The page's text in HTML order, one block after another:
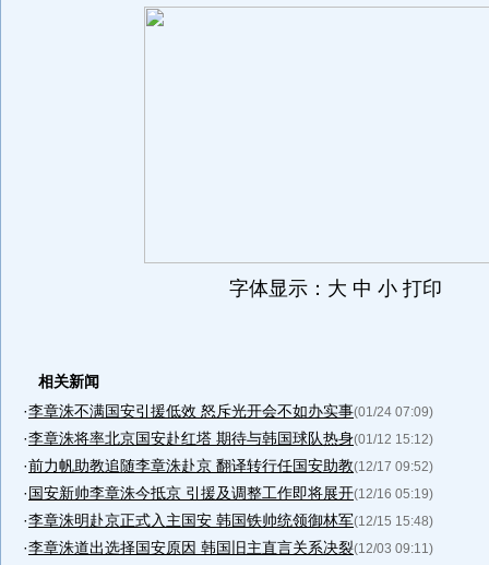
字体显示：大 中 小 打印
相关新闻
·李章洙不满国安引援低效 怒斥光开会不如办实事(01/24 07:09)
·李章洙将率北京国安赴红塔 期待与韩国球队热身(01/12 15:12)
·前力帆助教追随李章洙赴京 翻译转行任国安助教(12/17 09:52)
·国安新帅李章洙今抵京 引援及调整工作即将展开(12/16 05:19)
·李章洙明赴京正式入主国安 韩国铁帅统领御林军(12/15 15:48)
·李章洙道出选择国安原因 韩国旧主直言关系决裂(12/03 09:11)